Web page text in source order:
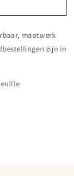
maatwerk
zijn in